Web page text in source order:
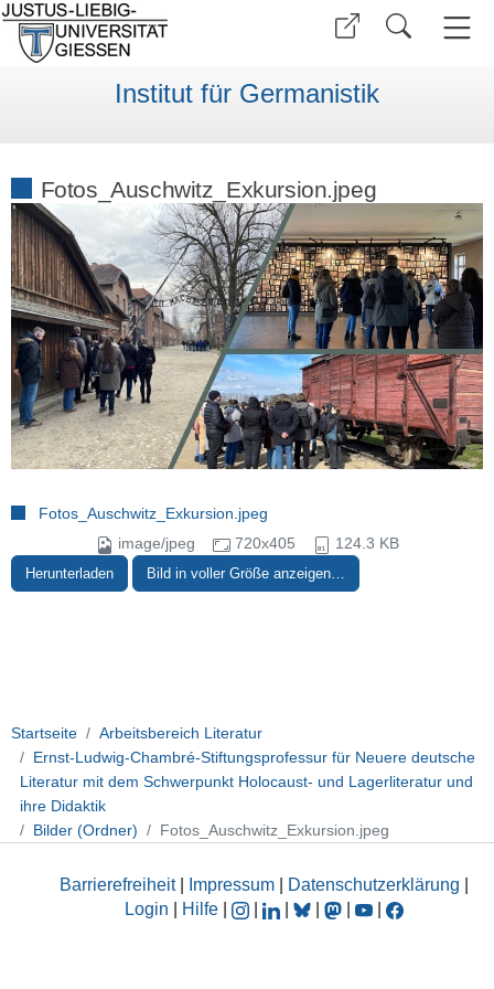
Institut für Germanistik
Fotos_Auschwitz_Exkursion.jpeg
Fotos_Auschwitz_Exkursion.jpeg
image/jpeg
720x405 124.3 KB
Herunterladen Bild in voller Größe anzeigen…
Startseite
Arbeitsbereich Literatur
Ernst-Ludwig-Chambré-Stiftungsprofessur für Neuere deutsche
Literatur mit dem Schwerpunkt Holocaust- und Lagerliteratur und
ihre Didaktik
Bilder (Ordner)
Fotos_Auschwitz_Exkursion.jpeg
Barrierefreiheit| Impressum Datenschutzerklärung
Login
Hilfe